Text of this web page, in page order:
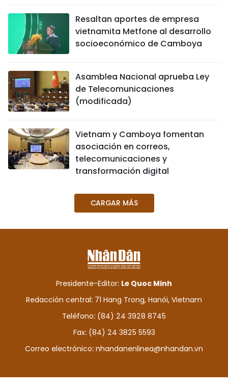
Resaltan aportes de empresa
vietnamita Metfone al desarrollo
socioeconómico de Camboya
Asamblea Nacional aprueba Ley
de Telecomunicaciones
(modificada)
Vietnam y Camboya fomentan
asociación en correos,
telecomunicaciones y
transformación digital
CARGAR MÁS
Presidente-Editor: Le Quoc Minh
Redacción central: 71 Hang Trong, Hanói, Vietnam
Teléfono: (84) 24 3928 8745
Fax: (84) 24 3825 5593
Correo electrónico: nhandanenlinea@nhandan.vn